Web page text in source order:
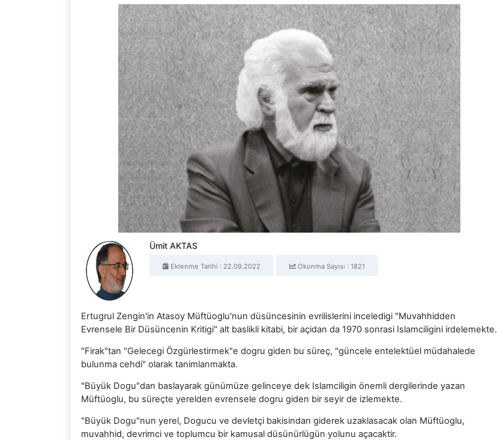
Ümit AKTAS
Eklenme Tarihi : 22.09.2022 Okunma Sayısı : 1821
Ertugrul Zengin'in Atasoy Müftüoglu'nun düsüncesinin evrilislerini inceledigi "Muvahhidden
Evrensele Bir Düsüncenin Kritigi" alt baslikli kitabi, bir açidan da 1970 sonrasi Islamciligini irdelemekte.
"Firak"tan "Gelecegi Özgürlestirmek"e dogru giden bu süreç, "güncele entelektüel müdahalede
bulunma cehdi" olarak tanimlanmakta.
"Büyük Dogu"dan baslayarak günümüze gelinceye dek Islamciligin önemli dergilerinde yazan
Müftüoglu, bu süreçte yerelden evrensele dogru giden bir seyir de izlemekte.
"Büyük Dogu"nun yerel, Dogucu ve devletçi bakisindan giderek uzaklasacak olan Müftüoglu,
muvahhid, devrimci ve toplumcu bir kamusal düsünürlügün yolunu açacaktir.